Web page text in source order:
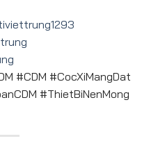
#CDM #CocXiMangDat
#ThietBiNenMong